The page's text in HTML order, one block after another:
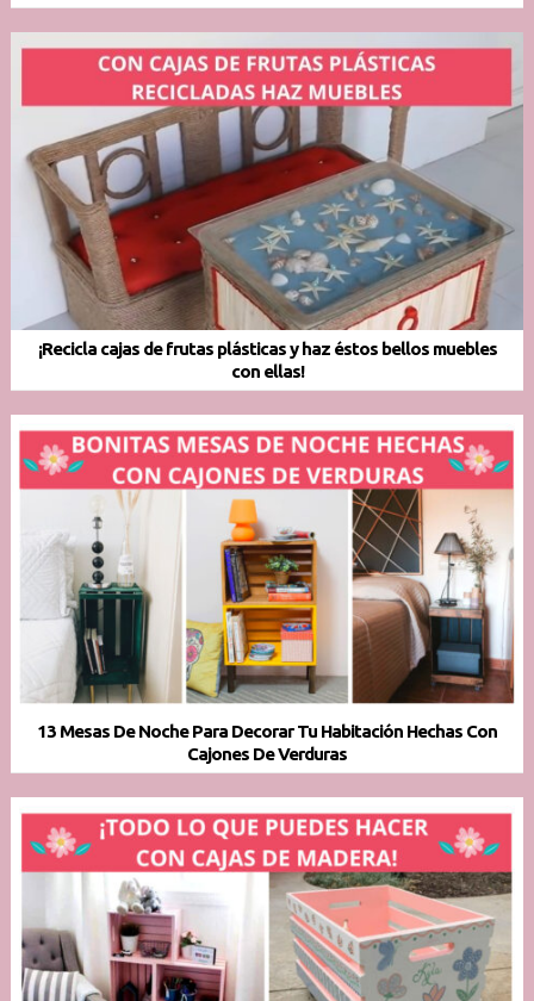
¡Recicla cajas de frutas plásticas y haz éstos bellos muebles
con ellas!
13 Mesas De Noche Para Decorar Tu Habitación Hechas Con
Cajones De Verduras